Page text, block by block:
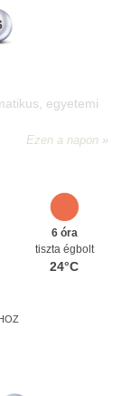
egyetemi
Ezen a napon
6 óra
tiszta égbolt
24°C